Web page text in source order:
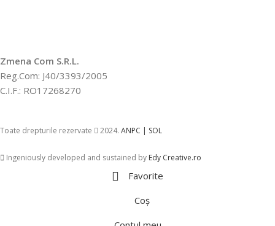
Zmena Com S.R.L.
Reg.Com: J40/3393/2005
C.I.F.: RO17268270
Toate drepturile rezervate 2024. ANPC | SOL
Ingeniously developed and sustained by Edy Creative.ro
Favorite
Coș